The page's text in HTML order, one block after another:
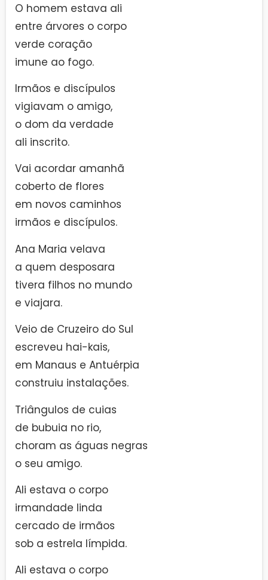
O homem estava ali
entre árvores o corpo
verde coração
imune ao fogo.
Irmãos e discípulos
vigiavam o amigo,
o dom da verdade
ali inscrito.
Vai acordar amanhã
coberto de flores
em novos caminhos
irmãos e discípulos.
Ana Maria velava
a quem desposara
tivera filhos no mundo
e viajara.
Veio de Cruzeiro do Sul
escreveu hai-kais,
em Manaus e Antuérpia
construiu instalações.
Triângulos de cuias
de bubuia no rio,
choram as águas negras
o seu amigo.
Ali estava o corpo
irmandade linda
cercado de irmãos
sob a estrela límpida.
Ali estava o corpo